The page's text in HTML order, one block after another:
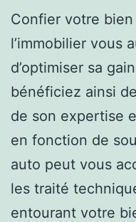
Confier votre
l’immobilier vous
d’optimiser sa
bénéficiez ainsi
de son expertise
en fonction de
auto peut vous
les traité
entourant votre